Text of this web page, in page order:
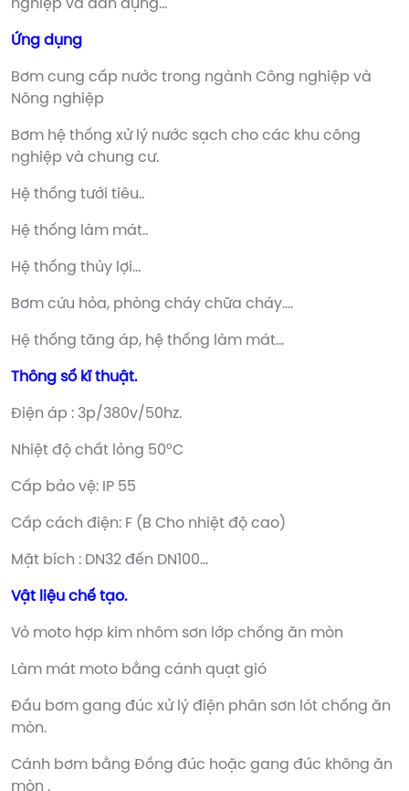
nghiệp và dân dụng…
Ứng dụng
Bơm cung cấp nước trong ngành Công nghiệp và
Nông nghiệp
Bơm hệ thống xử lý nước sạch cho các khu công
nghiệp và chung cư.
Hệ thống tưới tiêu..
Hệ thống làm mát..
Hệ thống thủy lợi…
Bơm cứu hỏa, phòng cháy chữa cháy….
Hệ thống tăng áp, hệ thống làm mát…
Thông số kĩ thuật.
Điện áp : 3p/380v/50hz.
Nhiệt độ chất lỏng 50°C
Cấp bảo vệ: IP 55
Cấp cách điện: F (B Cho nhiệt độ cao)
Mặt bích : DN32 đến DN100…
Vật liệu chế tạo.
Vỏ moto hợp kim nhôm sơn lớp chống ăn mòn
Làm mát moto bằng cánh quạt gió
Đầu bơm gang đúc xử lý điện phân sơn lót chống ăn
mòn.
Cánh bơm bằng Đồng đúc hoặc gang đúc không ăn
mòn .